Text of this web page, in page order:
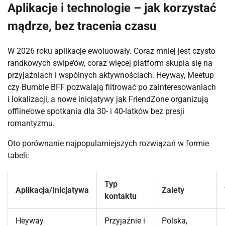
Aplikacje i technologie – jak korzystać
mądrze, bez tracenia czasu
W 2026 roku aplikacje ewoluowały. Coraz mniej jest czysto
randkowych swipe’ów, coraz więcej platform skupia się na
przyjaźniach i wspólnych aktywnościach. Heyway, Meetup
czy Bumble BFF pozwalają filtrować po zainteresowaniach
i lokalizacji, a nowe inicjatywy jak FriendZone organizują
offline’owe spotkania dla 30- i 40-latków bez presji
romantyzmu.
Oto porównanie najpopularniejszych rozwiązań w formie
tabeli:
Aplikacja/Inicjatywa
Typ
kontaktu
Zalety
Heyway
Przyjaźnie i
Polska,